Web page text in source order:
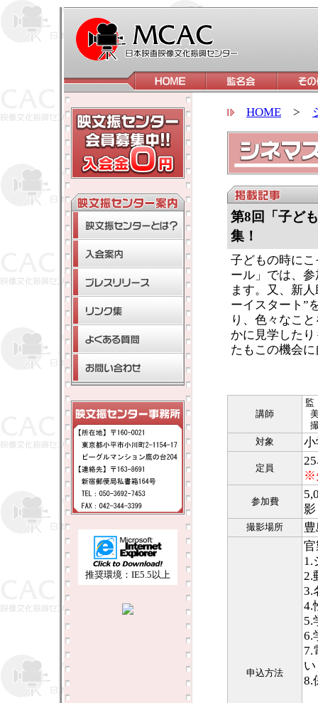
推奨環境：IE5.5以上
HOME >
第8回「子ど
集！
子どもの時に
ール」では、
ます。又、新
ーイスタート”
り、色々なこ
かに見学した
たもこの機会
講師
対象
定員
※
参加費
撮影場所
申込方法
1.
2.
3.
4.
5.
6.
7.
8.